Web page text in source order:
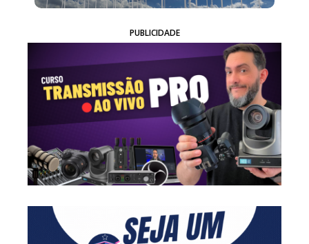
PUBLICIDADE